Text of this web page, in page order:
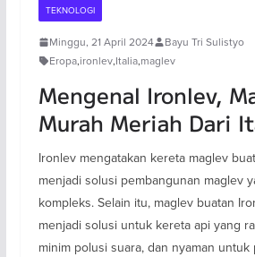
TEKNOLOGI
Minggu, 21 April 2024
Bayu Tri Sulistyo
Eropa,ironlev,Italia,maglev
Mengenal Ironlev,
Murah Meriah Dari
Ironlev mengatakan kereta maglev
menjadi solusi pembangunan maglev
kompleks. Selain itu, maglev buatan
menjadi solusi untuk kereta api yang
minim polusi suara, dan nyaman untuk